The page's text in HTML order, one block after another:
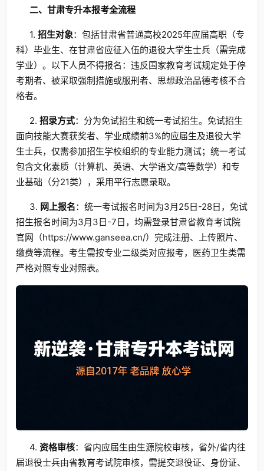
二、甘肃专升本报考全流程
1. 招生对象：包括甘肃省普通高校2025年应届高职（专
科）毕业生、在甘肃省应征入伍的退役大学生士兵（需完成
学业）。以下人员不得报名：违反国家教育考试规定处于停
考期者、被采取强制措施或服刑者、思想政治品德考核不合
格者。
2. 招录方式：分为免试招生和统一考试招生。免试招生
面向技能大赛获奖者、学业成绩前3%的应届生及退役大学
生士兵，仅需参加招生学校组织的专业能力测试；统一考试
包含文化素质（计算机、英语、大学语文/高等数学）和专
业基础（分21类），采用平行志愿录取。
3. 网上报名：统一考试报名时间为3月25日-28日，免试
招生报名时间为3月3日-7日，均需登录甘肃省教育考试院
官网（https://www.ganseea.cn/）完成注册、上传照片、
缴费等流程。考生需按专业二级类对应报考，医药卫生类需
严格对照专业对照表。
4. 资格审核：省内应届生由生源院校审核，省外/省内往
届退役士兵由省教育考试院审核，需提交退役证、身份证、